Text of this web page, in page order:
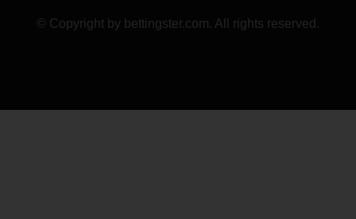
© Copyright by bettingster.com. All rights reserved.